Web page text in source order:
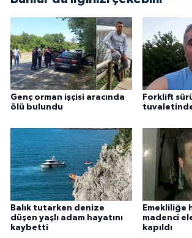
Genç orman işçisi aracında
ölü bulundu
Forklift
Balık tutarken denize
düşen yaşlı adam hayatını
kaybetti
Emekliliğe
madenci
kapıldı